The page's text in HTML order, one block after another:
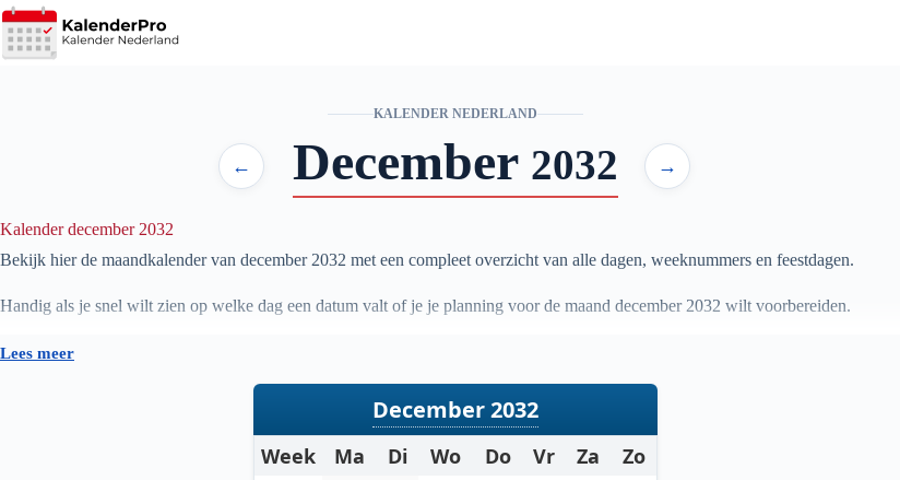
Ga
naar
de
KALENDER NEDERLAND
← December 2032 →
Kalender december 2032
Bekijk hier de maandkalender van december 2032 met een compleet overzicht van alle dagen, weeknummers en feestdagen.
Handig als je snel wilt zien op welke dag een datum valt of je je planning voor de maand december 2032 wilt voorbereiden.
Lees meer
December 2032
Week Ma Di Wo Do Vr Za
Zo